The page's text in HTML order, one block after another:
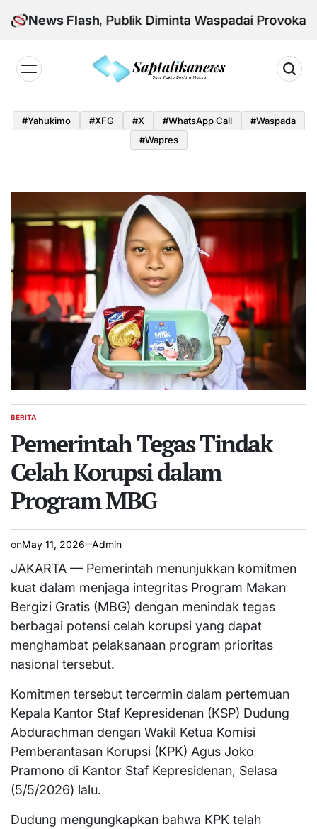
to
News Flash
Aman, Publik Diminta Waspadai Provokasi
#yahukimo #XFG #x #WhatsApp Call
#waspada
#Wapres
POSTED
BERITA
Pemerintah Tegas Tindak
Celah Korupsi dalam
Program MBG
onMay 11, 2026 Admin
JAKARTA — Pemerintah menunjukkan komitmen
kuat dalam menjaga integritas Program Makan
Bergizi Gratis (MBG) dengan menindak tegas
berbagai potensi celah korupsi yang dapat
menghambat pelaksanaan program prioritas
nasional tersebut.
Komitmen tersebut tercermin dalam pertemuan
Kepala Kantor Staf Kepresidenan (KSP) Dudung
Abdurachman dengan Wakil Ketua Komisi
Pemberantasan Korupsi (KPK) Agus Joko
Pramono di Kantor Staf Kepresidenan, Selasa
(5/5/2026) lalu.
Dudung mengungkapkan bahwa KPK telah